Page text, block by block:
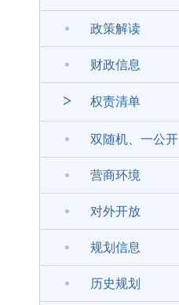
政策解读
财政信息
> 权责清单
双随机、一公开
营商环境
对外开放
规划信息
历史规划